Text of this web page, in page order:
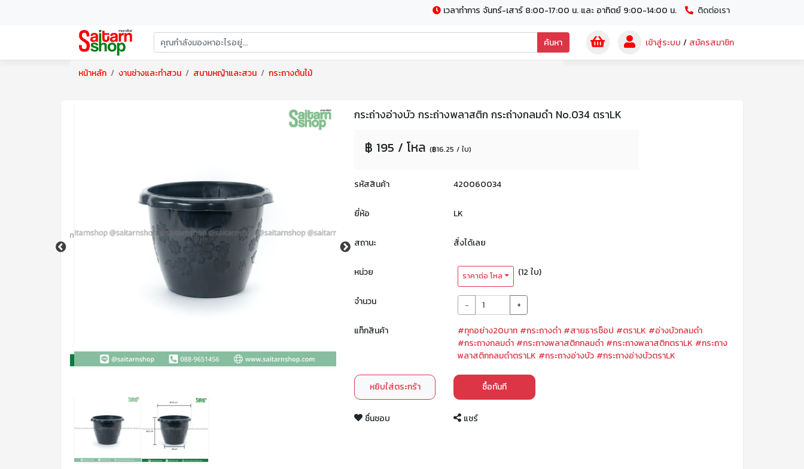
เวลาทำการ จันทร์-เสาร์ 8:00-17:00 น. และ อาทิตย์ 9:00-14:00 น. ติดต่อเรา
ค้นหา เข้าสู่ระบบ / สมัครสมาชิก
หน้าหลัก งานช่างและทำสวน สนามหญ้าและสวน กระถางต้นไม้
กระถ่างอ่างบัว กระถ่างพลาสติก กระถ่างกลมดำ No.034 ตราLK
฿ 195 / โหล (฿16.25 / ใบ)
รหัสสินค้า 420060034
ยี่ห้อ LK
สถานะ สั่งได้เลย
หน่วย ราคาต่อ โหล (12 ใบ)
จำนวน - +
แท็กสินค้า #ทุกอย่าง20บาท #กระถางดำ #สายธารช็อป #ตราLK #อ่างบัวกลมดำ
#กระถางกลมดำ #กระถางพลาสติกกลมดำ #กระถางพลาสติกตราLK #กระถาง
พลาสติกกลมดำตราLK #กระถางอ่างบัว #กระถางอ่างบัวตราLK
หยิบใส่ตระกร้า ซื้อทันที
ชื่นชอบ แชร์